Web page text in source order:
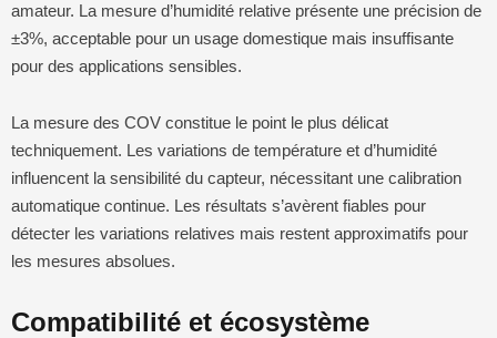
amateur. La mesure d’humidité relative présente une précision de
±3%, acceptable pour un usage domestique mais insuffisante
pour des applications sensibles.
La mesure des COV constitue le point le plus délicat
techniquement. Les variations de température et d’humidité
influencent la sensibilité du capteur, nécessitant une calibration
automatique continue. Les résultats s’avèrent fiables pour
détecter les variations relatives mais restent approximatifs pour
les mesures absolues.
Compatibilité et écosystème